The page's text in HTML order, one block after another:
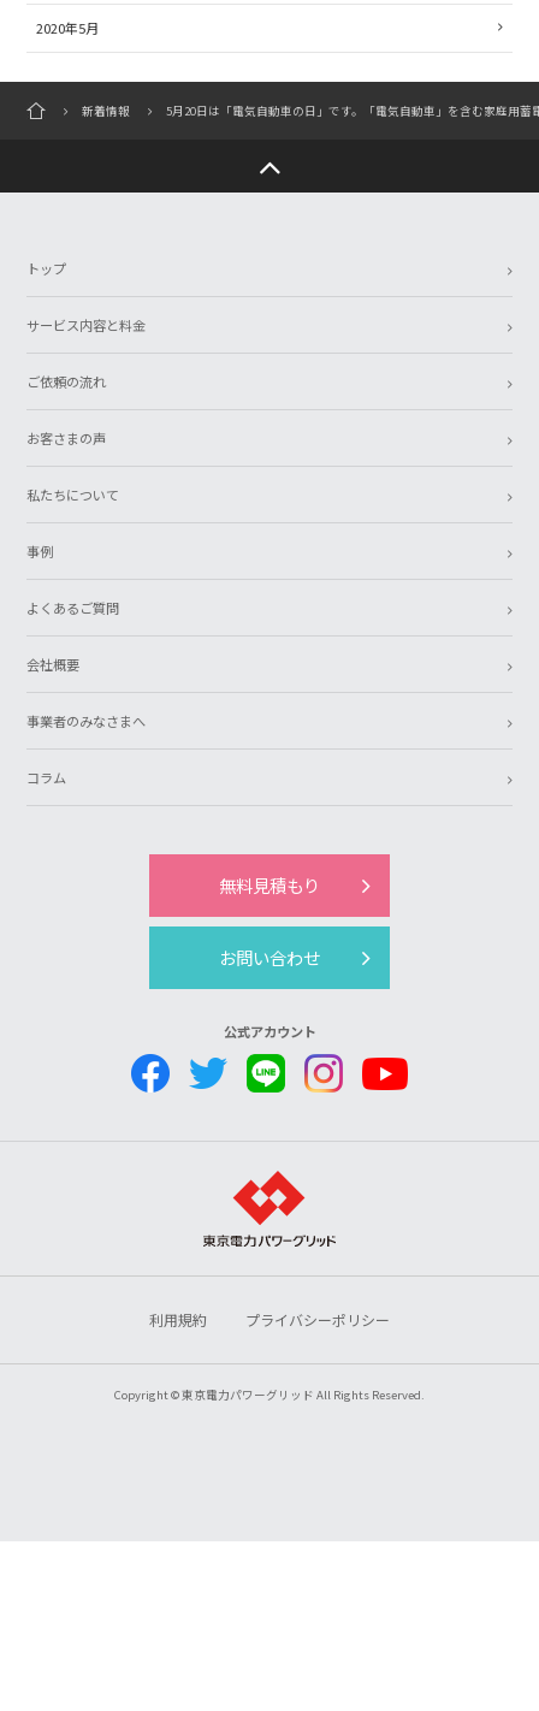
2020年5月
新着情報 5月20日は「電気自動車の日」です。「電気自動車」を含む家庭用
トップ
サービス内容と料金
ご依頼の流れ
お客さまの声
私たちについて
事例
よくあるご質問
会社概要
事業者のみなさまへ
コラム
無料見積もり
お問い合わせ
公式アカウント
利用規約 プライバシーポリシー
Copyright © 東京電力パワーグリッド All Rights Reserved.